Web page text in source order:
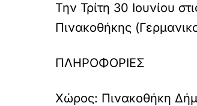
Την Τρίτη 30 Ιουνίου
Πινακοθήκης
ΠΛΗΡΟΦΟΡΙΕΣ
Χώρος: Πινακοθήκη